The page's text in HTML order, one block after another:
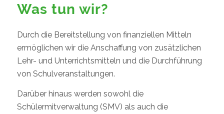
Was tun wir?
Durch die Bereitstellung von finanziellen Mitteln
ermöglichen wir die Anschaffung von zusätzlichen
Lehr- und Unterrichtsmitteln und die Durchführung
von Schulveranstaltungen.
Darüber hinaus werden sowohl die
Schülermitverwaltung (SMV) als auch die